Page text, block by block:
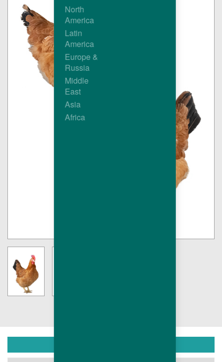
North
America
Latin
America
Europe &
Russia
Middle
East
Asia
Africa